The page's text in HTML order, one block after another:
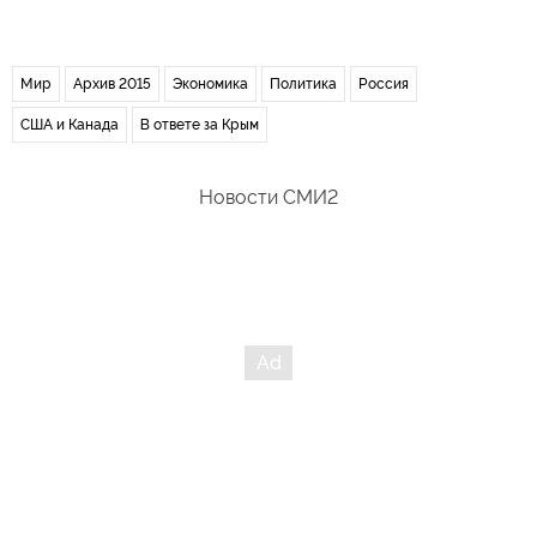
Мир Архив 2015 Экономика Политика Россия
США и Канада В ответе за Крым
Новости СМИ2